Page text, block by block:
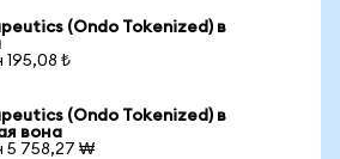
(Ondo Tokenized) в
195,08 ₺
(Ondo Tokenized) в
вона
5 758,27 ₩